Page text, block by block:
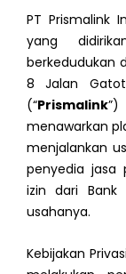
PT Prismalink
yang
berkedudukan
8 Jalan
(“Prismalink”)
menawarkan
menjalankan
penyedia jasa
izin dari Bank
usahanya.
Kebijakan